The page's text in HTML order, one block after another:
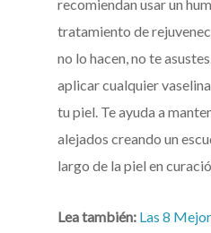
recomiendan usar un
tratamiento de
no lo hacen, no te
aplicar cualquier
tu piel. Te ayuda a
alejados creando un
largo de la piel en
Lea también: Las 8